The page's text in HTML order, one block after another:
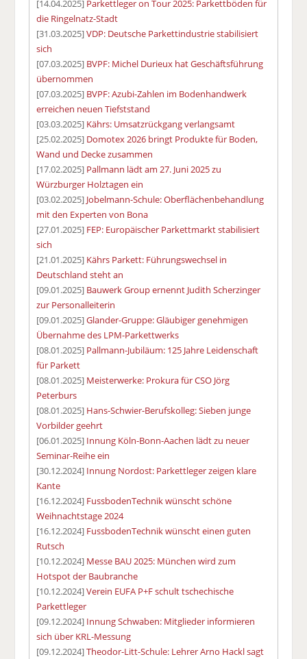
[14.04.2025] Parkettleger on Tour 2025: Parkettböden für
die Ringelnatz-Stadt
[31.03.2025]VDP: Deutsche Parkettindustrie stabilisiert
sich
[07.03.2025] BVPF: Michel Durieux hat Geschäftsführung
übernommen
[07.03.2025] BVPF: Azubi-Zahlen im Bodenhandwerk
erreichen neuen Tiefststand
[03.03.2025] Kährs: Umsatzrückgang verlangsamt
[25.02.2025] Domotex 2026 bringt Produkte für Boden,
Wand und Decke zusammen
[17.02.2025] Pallmann lädt am 27. Juni 2025 zu
Würzburger Holztagen ein
[03.02.2025] Jobelmann-Schule: Oberflächenbehandlung
mit den Experten von Bona
[27.01.2025] FEP: Europäischer Parkettmarkt stabilisiert
sich
[21.01.2025] Kährs Parkett: Führungswechsel in
Deutschland steht an
[09.01.2025] Bauwerk Group ernennt Judith Scherzinger
zur Personalleiterin
[09.01.2025]Glander-Gruppe: Gläubiger genehmigen
Übernahme des LPM-Parkettwerks
[08.01.2025] Pallmann-Jubiläum: 125 Jahre Leidenschaft
für Parkett
[08.01.2025] Meisterwerke: Prokura für CSO Jörg
Peterburs
[08.01.2025] Hans-Schwier-Berufskolleg: Sieben junge
Vorbilder geehrt
[06.01.2025] Innung Köln-Bonn-Aachen lädt zu neuer
Seminar-Reihe ein
[30.12.2024] Innung Nordost: Parkettleger zeigen klare
Kante
[16.12.2024] FussbodenTechnik wünscht schöne
Weihnachtstage 2024
[16.12.2024] FussbodenTechnik wünscht einen guten
Rutsch
[10.12.2024] Messe BAU 2025: München wird zum
Hotspot der Baubranche
[10.12.2024]Verein EUFA P+F schult tschechische
Parkettleger
[09.12.2024] Innung Schwaben: Mitglieder informieren
sich über KRL-Messung
[09.12.2024]Theodor-Litt-Schule: Lehrer Arno Hackl sagt